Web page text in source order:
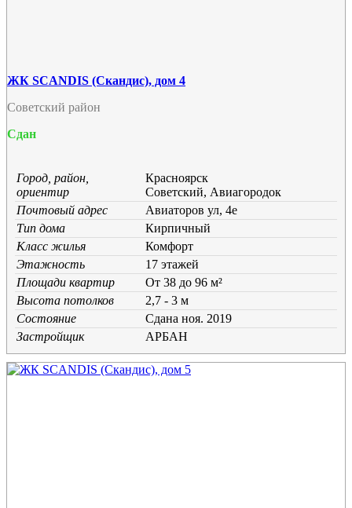
ЖК SCANDIS (Скандис), дом 4
Советский район
Сдан
Город, район,
ориентир
Красноярск
Советский, Авиагородок
Почтовый адрес
Авиаторов ул, 4е
Тип дома
Кирпичный
Класс жилья
Комфорт
Этажность
17 этажей
Площади квартир
От 38 до 96 м²
Высота потолков
2,7 - 3 м
Состояние
Cдана ноя. 2019
Застройщик
АРБАН